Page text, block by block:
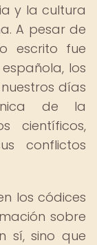
y la cultura
A pesar de
escrito fue
los
días
de la
científicos,
conflictos
los códices
sobre
sí, sino que